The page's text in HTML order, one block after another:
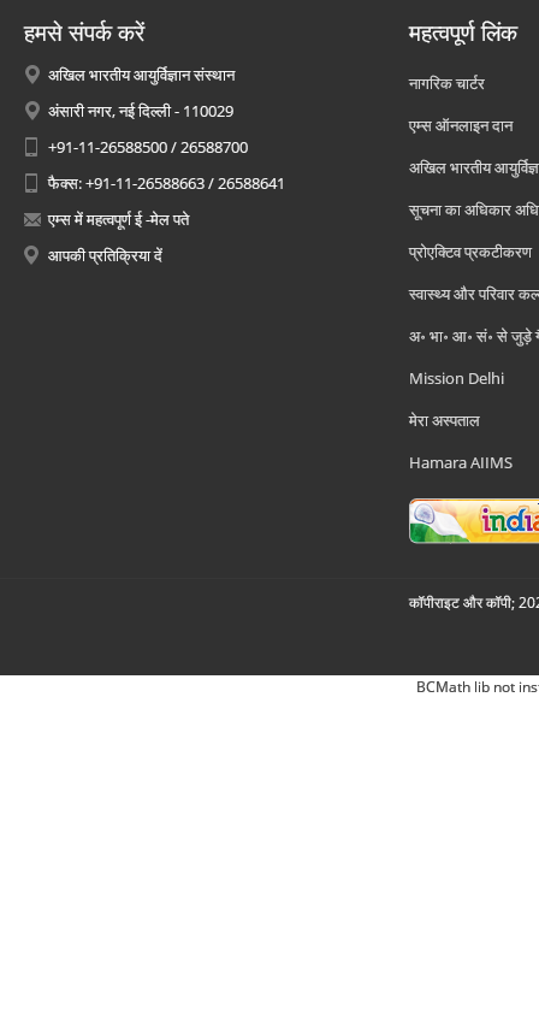
हमसे संपर्क करें
अखिल भारतीय आयुर्विज्ञान संस्थान
अंसारी नगर, नई दिल्ली - 110029
+91-11-26588500 / 26588700
फैक्स: +91-11-26588663 / 26588641
एम्स में महत्वपूर्ण ई -मेल पते
आपकी प्रतिक्रिया दें
महत्वपूर्ण लिंक
नागरिक चार्टर
एम्स ऑनलाइन दान
अखिल भारतीय
सूचना का अधिकार
प्रोएक्टिव प्रकटीकरण
स्वास्थ्य और परिवार
अ॰ भा॰ आ॰ सं॰ से जुड़े
Mission Delhi
मेरा अस्पताल
Hamara AIIMS
कॉपीराइट और कॉपी;
BCMath lib not